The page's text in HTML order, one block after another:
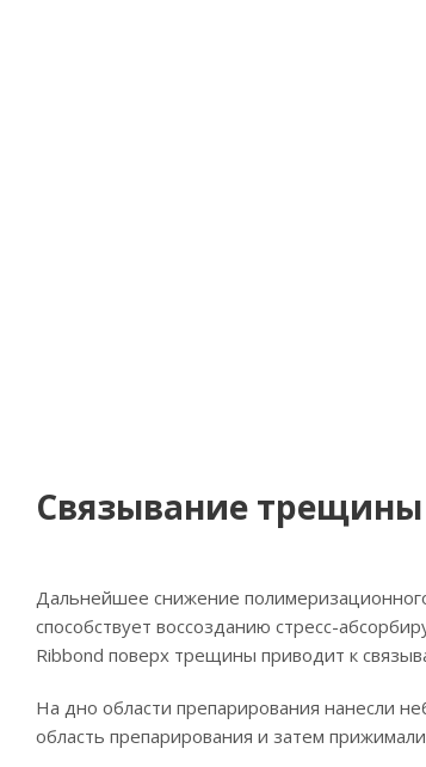
Связывание
Дальнейшее снижение
способствует воссозданию стресс-
Ribbond поверх трещины приводит к
На дно области препарирования нанесли
область препарирования и затем